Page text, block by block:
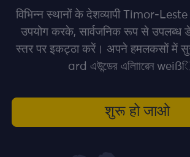
विभिन्न स्थानों के देशव्यापी Timor-
उपयोग करके, सार्वजनिक रूप से उपलब्ध
स्‍तर पर इकट्‍ठा करें। अपने हमलकसों में
ard এউন্ডের এলািাৱেন
शुरू हो जाओ